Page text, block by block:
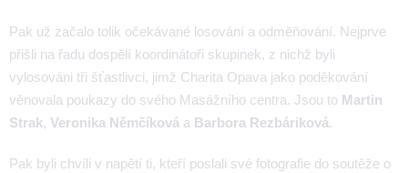
Pak už začalo tolik očekávané losování a odměňování. Nejprve
přišli na řadu dospělí koordinátoři skupinek, z nichž byli
vylosováni tři šťastlivci, jimž Charita Opava jako poděkování
věnovala poukazy do svého Masážního centra. Jsou to Martin
Strak, Veronika Němčíková a Barbora Rezbáriková.
Pak byli chvíli v napětí ti, kteří poslali své fotografie do soutěže o